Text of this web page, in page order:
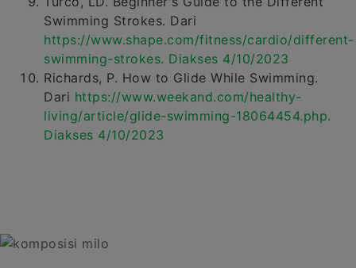
Swimming Strokes. Dari
https://www.shape.com/fitness/cardio/different-
swimming-strokes. Diakses 4/10/2023
Richards, P. How to Glide While Swimming.
Dari https://www.weekand.com/healthy-
living/article/glide-swimming-18064454.php.
Diakses 4/10/2023